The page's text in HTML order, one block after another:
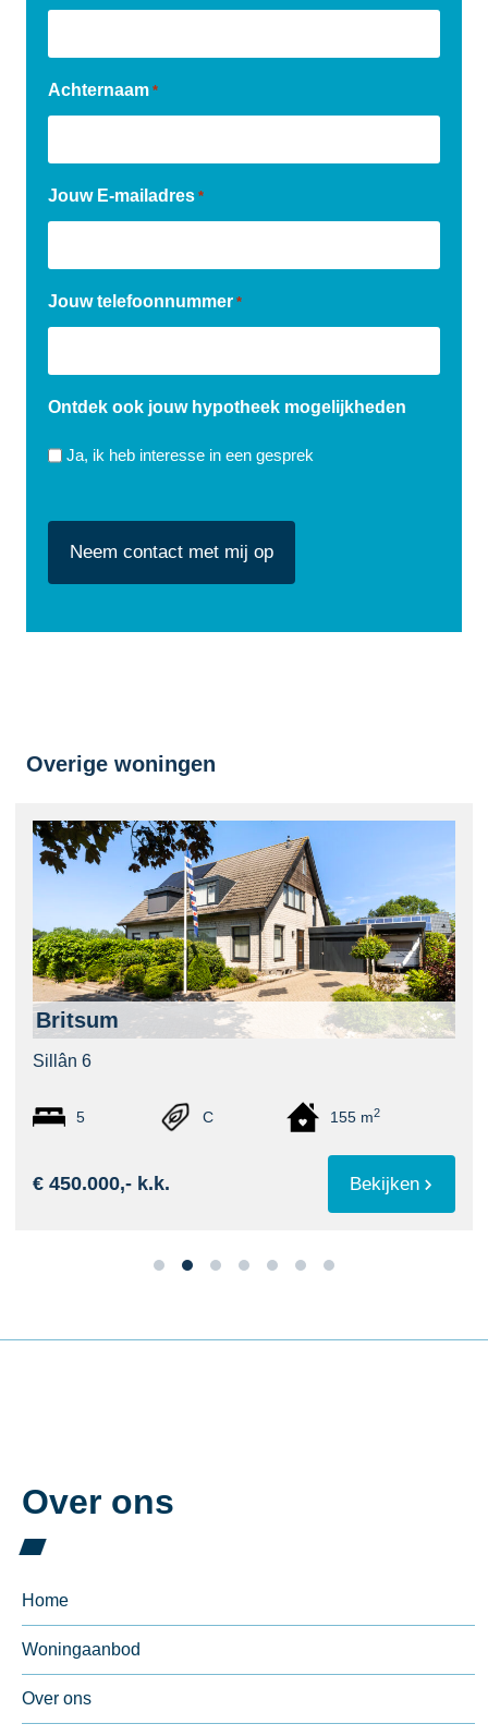
Achternaam *
Jouw E-mailadres *
Jouw telefoonnummer *
Ontdek ook jouw hypotheek mogelijkheden
Ja, ik heb interesse in een gesprek
Overige woningen
Britsum
Sillân 6
5 C 155 m2
€ 450.000,- k.k. Bekijken
Over ons
Home
Woningaanbod
Over ons